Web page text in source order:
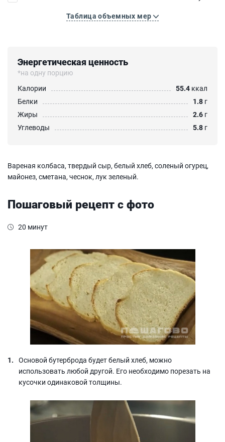
Таблица объемных мер
Энергетическая ценность
*на одну порцию
Калории
55.4 ккал
Белки
1.8 г
Жиры
2.6 г
Углеводы
5.8 г
Вареная колбаса, твердый сыр, белый хлеб, соленый огурец,
майонез, сметана, чеснок, лук зеленый.
Пошаговый рецепт с фото
20 минут
Основой бутерброда будет белый хлеб, можно
использовать любой другой. Его необходимо порезать на
кусочки одинаковой толщины.